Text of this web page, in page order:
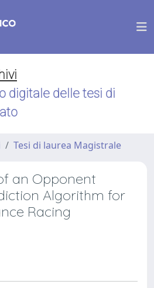
digitale delle tesi di
Tesi di laurea Magistrale
an Opponent
Algorithm for
Racing